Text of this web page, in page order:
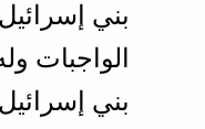
بني
الواجبات
بني